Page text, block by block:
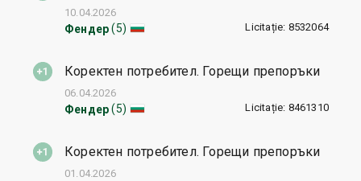
Фендер (5) Licitație: 8532064
10.04.2026
Коректен потребител. Горещи препоръки
Фендер (5) Licitație: 8461310
06.04.2026
Коректен потребител. Горещи препоръки
01.04.2026